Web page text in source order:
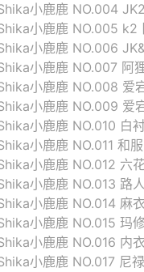
小鹿鹿 NO.004
小鹿鹿 NO.005 k2
小鹿鹿 NO.006
小鹿鹿 NO.007 阿
小鹿鹿 NO.008 爱
小鹿鹿 NO.009 爱
小鹿鹿 NO.010 白
小鹿鹿 NO.011 和
小鹿鹿 NO.012 六
小鹿鹿 NO.013 路
小鹿鹿 NO.014 麻
小鹿鹿 NO.015 玛
小鹿鹿 NO.016 内
小鹿鹿 NO.017 尼